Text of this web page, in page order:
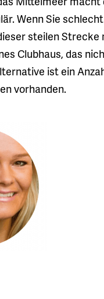
Wenn Sie schlecht
steilen Strecke
Clubhaus, das
ist ein
vorhanden.